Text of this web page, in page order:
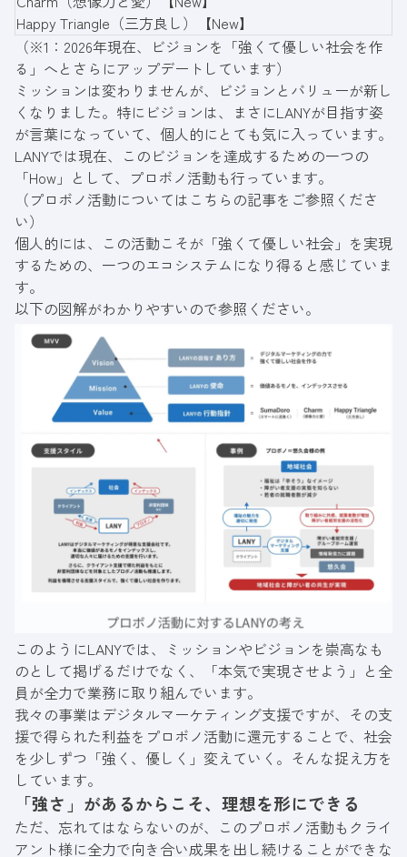
Happy Triangle（三方良し）【New】
（※1：2026年現在、ビジョンを「強くて優しい社会を作
る」へとさらにアップデートしています）
ミッションは変わりませんが、ビジョンとバリューが新し
くなりました。特にビジョンは、まさにLANYが目指す姿
が言葉になっていて、個人的にとても気に入っています。
LANYでは現在、このビジョンを達成するための一つの
「How」として、プロボノ活動も行っています。
（プロボノ活動については こちらの記事をご参照くださ
い）
個人的には、この活動こそが「強くて優しい社会」を実現
するための、一つのエコシステムになり得ると感じていま
す。
以下の図解がわかりやすいので参照ください。
このようにLANYでは、ミッションやビジョンを崇高なも
のとして掲げるだけでなく、「本気で実現させよう」と全
員が全力で業務に取り組んでいます。
我々の事業はデジタルマーケティング支援ですが、その支
援で得られた利益をプロボノ活動に還元することで、社会
を少しずつ「強く、優しく」変えていく。そんな捉え方を
しています。
「強さ」があるからこそ、理想を形にできる
ただ、忘れてはならないのが、このプロボノ活動もクライ
アント様に全力で向き合い成果を出し続けることができな